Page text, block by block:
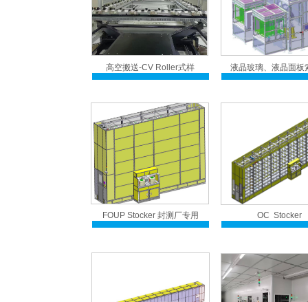
液晶玻璃、液晶面板
高空搬送-CV Roller式样
FOUP Stocker 封测厂专用 OC Stocker